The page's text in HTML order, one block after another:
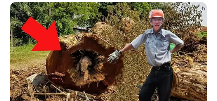
ΤΟ 2010 ΕΛΗΓΕ…..ΕΤΣΙ ΕΠΡΕΠΕ ΝΑ ΑΝΑΝΕΩΘΕΙ, ΧΩΡΙΣ
ΚΑΙ ΠΑΛΙ ΝΑ ΜΑΘΕΙ ΤΗΝ ΑΛΗΘΕΙΑ Ο ΕΛΛΗΝΑΣ……….ΝΑ
ΘΥΜΗΣΩ ΟΤΙ ΤΟ 2010 ΜΠΗΚΑΜΕ ΣΤΑ ΜΝΗΜΟΝΙΑ……….
ΟΠΩΣ ΜΑΛΛΟΝ ΚΑΤΑΛΑΒΑΙΝΕΤΕ, ΔΕΝ ΒΓΗΚΑΜΕ ΠΟΤΕ
ΑΠΟ ΑΥΤΑ, ΑΠΟ ΤΟ 1940……….